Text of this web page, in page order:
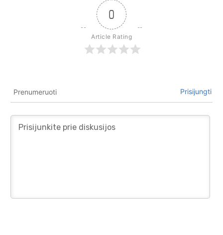
0
Article Rating
Prenumeruoti Prisijungti